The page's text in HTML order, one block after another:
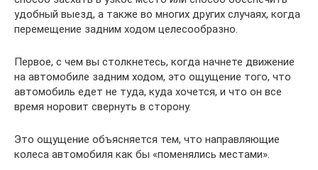
удобный выезд, а также во многих других случаях, когда
перемещение задним ходом целесообразно.
Первое, с чем вы столкнетесь, когда начнете движение
на автомобиле задним ходом, это ощущение того, что
автомобиль едет не туда, куда хочется, и что он все
время норовит свернуть в сторону.
Это ощущение объясняется тем, что направляющие
колеса автомобиля как бы «поменялись местами».